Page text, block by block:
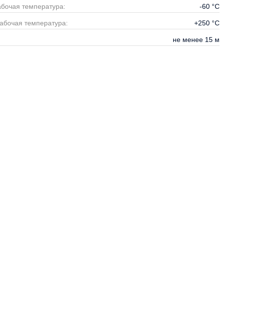
температура: -60 °С
температура: +250 °С
не менее 15 м